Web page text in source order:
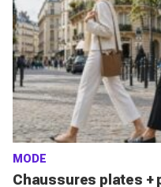
MODE
Chaussures plates